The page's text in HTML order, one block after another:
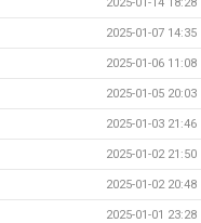
2025-01-07 14:35
2025-01-06 11:08
2025-01-05 20:03
2025-01-03 21:46
2025-01-02 21:50
2025-01-02 20:48
2025-01-01 23:28